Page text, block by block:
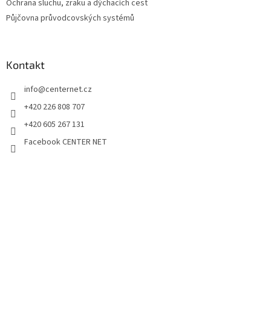
Ochrana sluchu, zraku a dýchacích cest
Půjčovna průvodcovských systémů
Kontakt
info@centernet.cz
+420 226 808 707
+420 605 267 131
Facebook CENTER NET